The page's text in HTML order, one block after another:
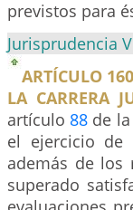
previstos para
Jurisprudencia
ARTÍCULO
LA CARRERA
artículo 88 de
el ejercicio de
además de los
superado